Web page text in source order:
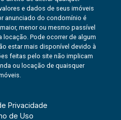
e dados de seus imóveis
anunciado do condomínio é
menor ou mesmo passível
locação. Pode ocorrer de algum
estar mais disponível devido à
feitas pelo site não implicam
ou locação de quaisquer
Privacidade
de Uso